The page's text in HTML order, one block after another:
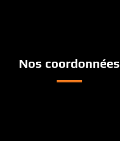
Nos coordonnées